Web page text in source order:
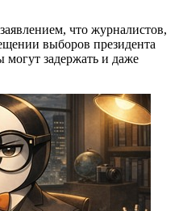
что журналистов,
выборов президента
могут задержать и даже